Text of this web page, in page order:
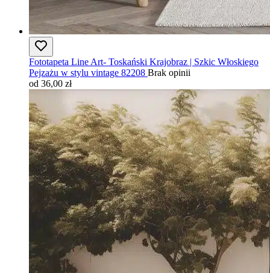
Fototapeta Line Art- Toskański Krajobraz | Szkic Włoskiego
Pejzażu w stylu vintage 82208 Brak opinii
od 36,00 zł